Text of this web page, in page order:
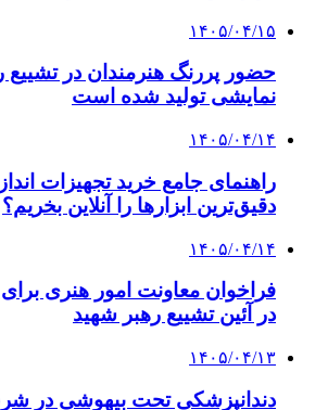
۱۴۰۵/۰۴/۱۵
نمایشی تولید شده است
۱۴۰۵/۰۴/۱۴
راهنمای جامع خرید تجهیزات
دقیق‌ترین ابزارها را آنلاین بخریم؟
۱۴۰۵/۰۴/۱۴
فراخوان معاونت امور هنری
در آئین تشییع رهبر شهید
۱۴۰۵/۰۴/۱۳
دندانپزشکی تحت بیهوشی در